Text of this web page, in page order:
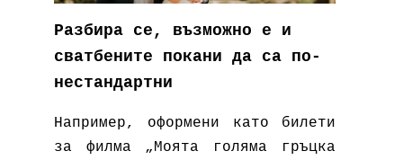
Разбира се, възможно е и
сватбените покани да са по-
нестандартни
Например, оформени като билети
за филма „Моята голяма гръцка